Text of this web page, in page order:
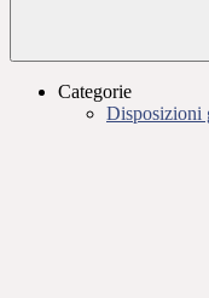
Categorie
Disposizioni